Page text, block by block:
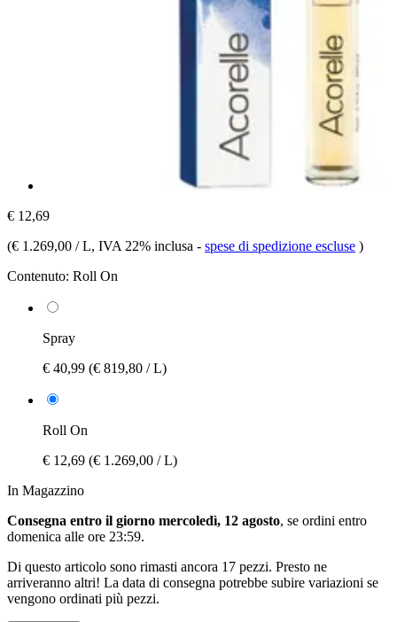
€ 12,69
(€ 1.269,00 / L, IVA 22% inclusa - spese di spedizione escluse )
Contenuto: Roll On
Spray
€ 40,99 (€ 819,80 / L)
Roll On
€ 12,69 (€ 1.269,00 / L)
In Magazzino
Consegna entro il giorno mercoledì, 12 agosto, se ordini entro
domenica alle ore 23:59.
Di questo articolo sono rimasti ancora 17 pezzi. Presto ne
arriveranno altri! La data di consegna potrebbe subire variazioni se
vengono ordinati più pezzi.